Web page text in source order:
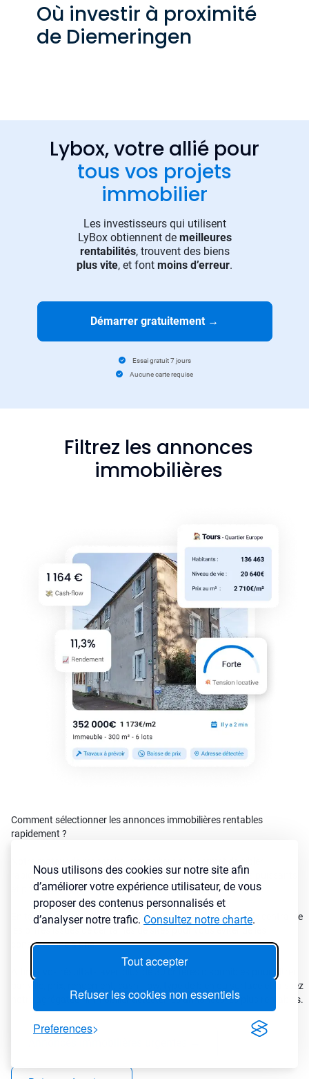
Nous utilisons des cookies sur notre site afin
d’améliorer votre expérience utilisateur, de vous
proposer des contenus personnalisés et
d’analyser notre trafic. Consultez notre charte.
Tout accepter
Refuser les cookies non essentiels
Preferences
Où investir à proximité
de Diemeringen
Lybox, votre allié pour
tous vos projets
immobilier
Les investisseurs qui utilisent
LyBox obtiennent de meilleures
rentabilités, trouvent des biens
plus vite, et font moins d’erreur.
Démarrer gratuitement →
Essai gratuit 7 jours
Aucune carte requise
Filtrez les annonces
immobilières
Comment sélectionner les annonces immobilières rentables
rapidement ?
rapidement les meilleures opportunités grâce à des filtres puissants
et précis pensé par des investisseurs pour des investisseurs
En tant que véritableagrégateur d’annonces immo, LyBox centralise
consulter une à une.
par ville, prix, rendement, cash-flow, type de bien ou surface et laissez
notre agrégateur immobilier détecter les annonces les plus rentables.